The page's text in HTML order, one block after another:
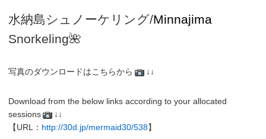
水納島シュノーケリング/Minnajima
Snorkeling🌺
写真のダウンロードはこちらから ↓↓
Download from the below links according to your allocated
sessions
↓↓
【URL： http://30d.jp/mermaid30/538】